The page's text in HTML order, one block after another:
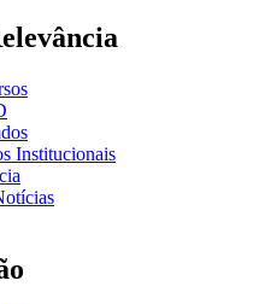
Institucionais